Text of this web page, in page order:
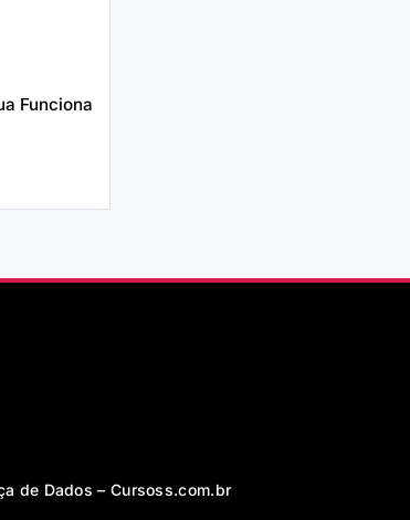
Funciona
de Dados – Cursoss.com.br